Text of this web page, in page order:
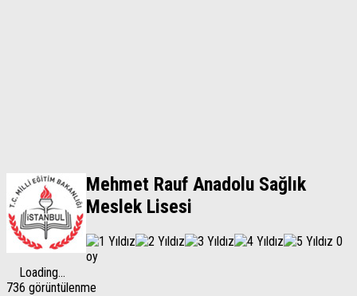
Mehmet Rauf Anadolu Sağlık
Meslek Lisesi
0
oy
Loading...
736 görüntülenme